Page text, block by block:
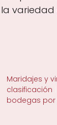
Maridajes y
clasificación
bodegas por